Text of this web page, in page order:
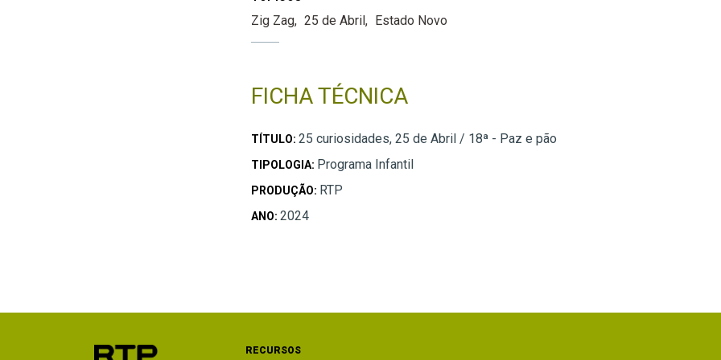
Zig Zag 25 de Abril Estado Novo
FICHA TÉCNICA
TÍTULO: 25 curiosidades, 25 de Abril / 18ª - Paz e pão
TIPOLOGIA: Programa Infantil
PRODUÇÃO: RTP
ANO: 2024
RECURSOS